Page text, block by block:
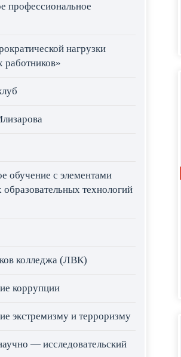
профессиональное
нагрузки
работников»
обучение с элементами
технологий
колледжа (ЛВК)
коррупции
экстремизму и терроризму
— исследовательский